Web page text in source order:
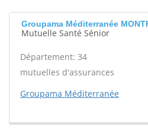
Groupama Méditerranée
Mutuelle Santé Sénior
Département: 34
mutuelles d'assurances
Groupama Méditerranée